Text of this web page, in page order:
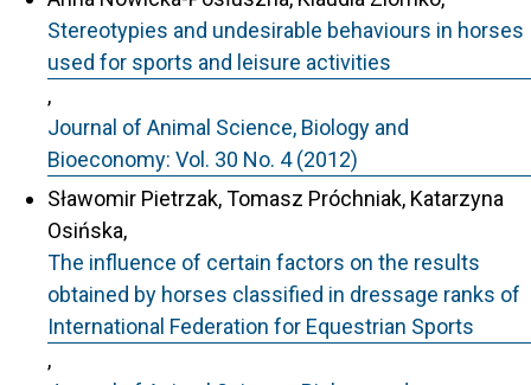
Stereotypies and undesirable behaviours in horses
used for sports and leisure activities
,
Journal of Animal Science, Biology and
Bioeconomy: Vol. 30 No. 4 (2012)
Sławomir Pietrzak, Tomasz Próchniak, Katarzyna
Osińska,
The influence of certain factors on the results
obtained by horses classified in dressage ranks of
International Federation for Equestrian Sports
,